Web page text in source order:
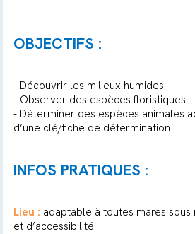
OBJECTIFS :
- Découvrir les milieux humides
- Observer des espèces floristiques
- Déterminer des espèces animales
d’une clé/fiche de détermination
INFOS PRATIQUES :
Lieu : adaptable à toutes mares
et d’accessibilité